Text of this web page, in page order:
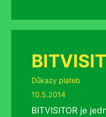
Rubriky
Důkazy plateb
10.5.2014
BITVISITOR je